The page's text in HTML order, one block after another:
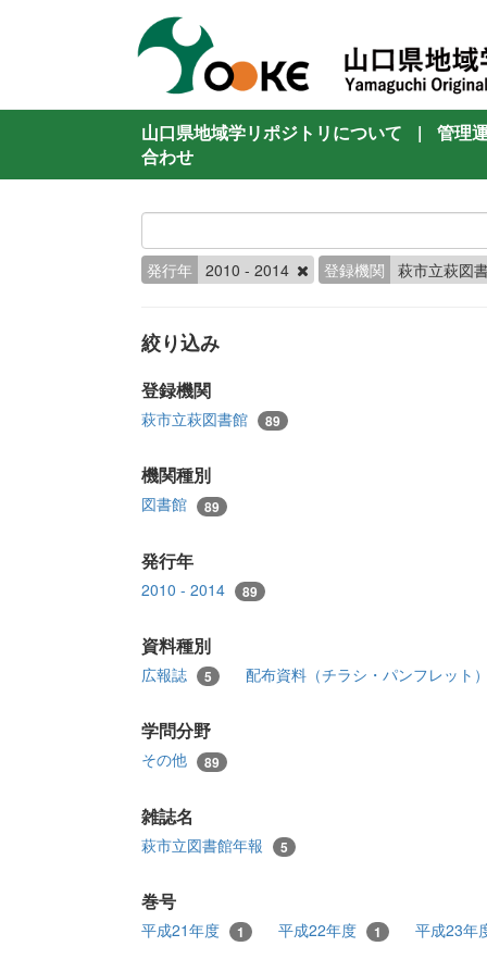
山口県地域学リポジトリについて |
管理
合わせ
発行年 2010 - 2014 登録機関 萩市立萩図
絞り込み
登録機関
萩市立萩図書館 89
機関種別
図書館 89
発行年
2010 - 2014 89
資料種別
広報誌 5 配布資料（チラシ・パンフレット
学問分野
その他 89
雑誌名
萩市立図書館年報 5
巻号
平成21年度 1 平成22年度 1 平成23年